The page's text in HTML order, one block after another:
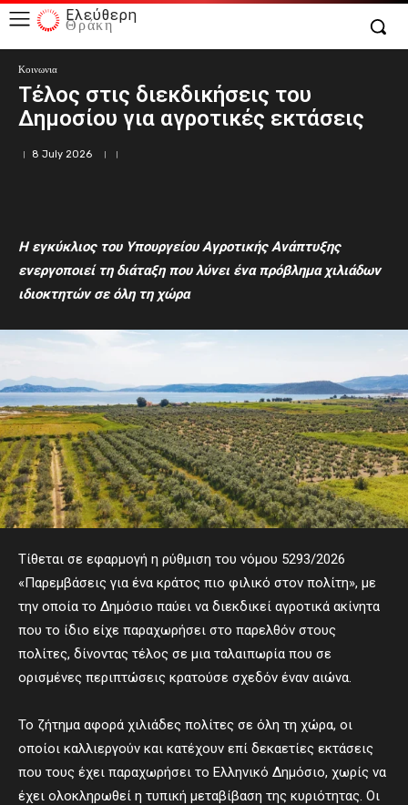
Ελεύθερη
Θράκη
Κοινωνια
Τέλος στις διεκδικήσεις του
Δημοσίου για αγροτικές εκτάσεις
8 July 2026
Η εγκύκλιος του Υπουργείου Αγροτικής Ανάπτυξης
ενεργοποιεί τη διάταξη που λύνει ένα πρόβλημα χιλιάδων
ιδιοκτητών σε όλη τη χώρα
Τίθεται σε εφαρμογή η ρύθμιση του νόμου 5293/2026
«Παρεμβάσεις για ένα κράτος πιο φιλικό στον πολίτη», με
την οποία το Δημόσιο παύει να διεκδικεί αγροτικά ακίνητα
που το ίδιο είχε παραχωρήσει στο παρελθόν στους
πολίτες, δίνοντας τέλος σε μια ταλαιπωρία που σε
ορισμένες περιπτώσεις κρατούσε σχεδόν έναν αιώνα.
Το ζήτημα αφορά χιλιάδες πολίτες σε όλη τη χώρα, οι
οποίοι καλλιεργούν και κατέχουν επί δεκαετίες εκτάσεις
που τους έχει παραχωρήσει το Ελληνικό Δημόσιο, χωρίς να
έχει ολοκληρωθεί η τυπική μεταβίβαση της κυριότητας. Οι